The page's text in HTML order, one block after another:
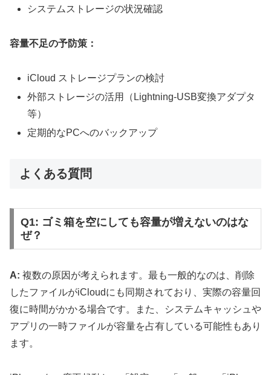
システムストレージの状況確認
容量不足の予防策：
iCloud ストレージプランの検討
外部ストレージの活用（Lightning-USB変換アダプタ
等）
定期的なPCへのバックアップ
よくある質問
Q1: ゴミ箱を空にしても容量が増えないのはな
ぜ？
A: 複数の原因が考えられます。最も一般的なのは、削除
したファイルがiCloudにも同期されており、実際の容量回
復に時間がかかる場合です。また、システムキャッシュや
アプリの一時ファイルが容量を占有している可能性もあり
ます。